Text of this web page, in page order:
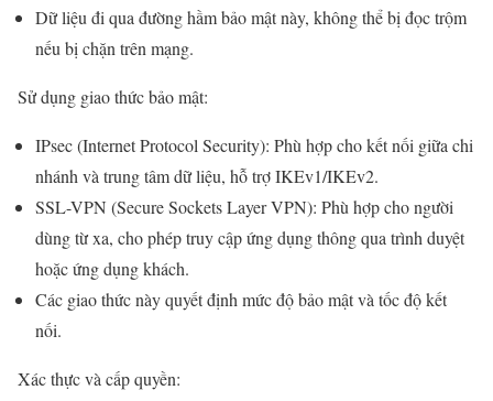
Dữ liệu đi qua đường hầm bảo mật này, không thể bị đọc trộm
nếu bị chặn trên mạng.
Sử dụng giao thức bảo mật:
IPsec (Internet Protocol Security): Phù hợp cho kết nối giữa chi
nhánh và trung tâm dữ liệu, hỗ trợ IKEv1/IKEv2.
SSL-VPN (Secure Sockets Layer VPN): Phù hợp cho người
dùng từ xa, cho phép truy cập ứng dụng thông qua trình duyệt
hoặc ứng dụng khách.
Các giao thức này quyết định mức độ bảo mật và tốc độ kết
nối.
Xác thực và cấp quyền: